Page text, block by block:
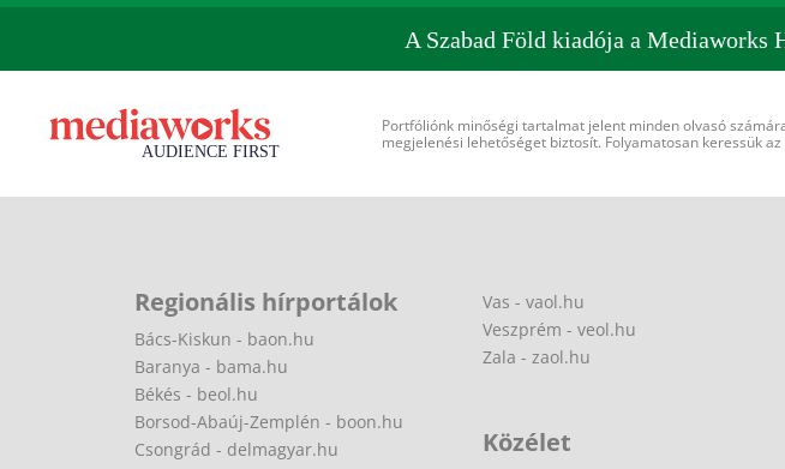
A Szabad Föld kiadója a
Portfóliónk minőségi tartalmat jelent minden olvasó
megjelenési lehetőséget biztosít. Folyamatosan keressük
Regionális hírportálok
Bács-Kiskun - baon.hu
Baranya - bama.hu
Békés - beol.hu
Borsod-Abaúj-Zemplén - boon.hu
Csongrád - delmagyar.hu
Vas - vaol.hu
Veszprém - veol.hu
Zala - zaol.hu
Közélet